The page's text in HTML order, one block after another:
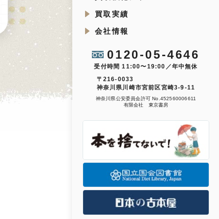
買取実績
会社情報
0120-05-4646
受付時間 11:00〜19:00／年中無休
〒216-0033
神奈川県川崎市宮前区宮崎3-9-11
神奈川県公安委員会許可 No.452560006611
有限会社 東京書房